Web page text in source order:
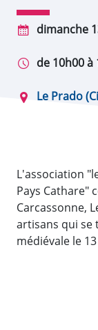
dimanche
de 10h00 à
Le Prado
L'association
Pays Cathare"
Carcassonne,
artisans qui se
médiévale le